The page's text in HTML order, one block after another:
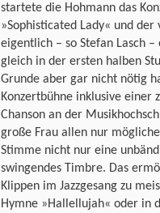
startete die Hohmann das
»Sophisticated Lady« und
eigentlich – so Stefan Lasch
gleich in der ersten halben
Grunde aber gar nicht nötig
Konzertbühne inklusive einer
Chanson an der
große Frau allen nur
Stimme nicht nur eine
swingendes Timbre. Das
Klippen im Jazzgesang zu
Hymne »Hallellujah« oder in